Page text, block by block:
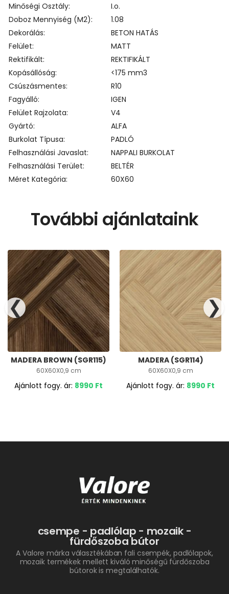
Minőségi Osztály
I.o.
Doboz Mennyiség (m2)
1.08
Dekorálás
BETON HATÁS
Felület
MATT
Rektifikált
REKTIFIKÁLT
Kopásállóság
<175 mm3
Csúszásmentes
R10
Fagyálló
IGEN
Felület Rajzolata
V4
Gyártó
ALFA
Burkolat Típusa
PADLÓ
Felhasználási Javaslat
NAPPALI BURKOLAT
Felhasználási Terület
BELTÉR
Méret Kategória
60X60
További ajánlataink
MADERA BROWN (SGR115)
60X60X0,9 cm
Ajánlott fogy. ár: 8990 Ft
MADERA (SGR114)
60X60X0,9 cm
Ajánlott fogy. ár: 8990 Ft
❮ ❯
csempe - padlólap - mozaik -
fürdőszoba bútor
A Valore márka választékában fali csempék, padlólapok,
mozaik termékek mellett kiváló minőségű fürdőszoba
bútorok is megtalálhatók.